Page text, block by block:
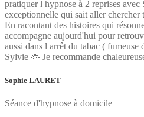
pratiquer l hypnose à 2 reprises
exceptionnelle qui sait aller chercher
En racontant des histoires qui
accompagne aujourd'hui pour
aussi dans l arrêt du tabac (
Sylvie 🫶 Je recommande
Sophie LAURET
Séance d'hypnose à domicile